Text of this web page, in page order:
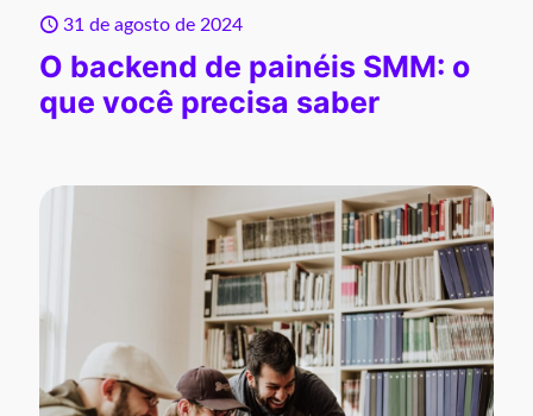
31 de agosto de 2024
O backend de painéis SMM: o
que você precisa saber